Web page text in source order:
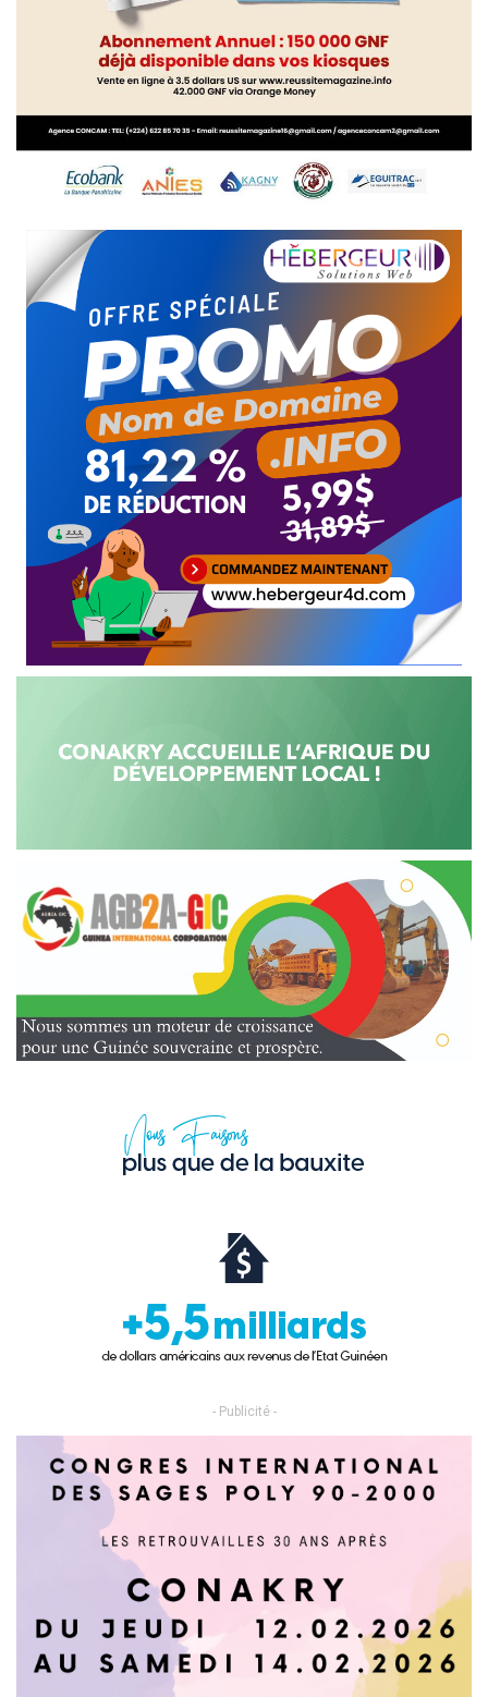
- Publicité -